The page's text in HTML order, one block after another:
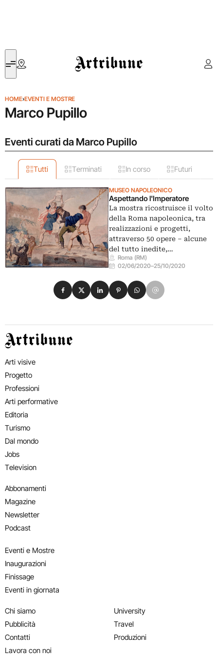
Artribune
HOME›EVENTI E MOSTRE
Marco Pupillo
Eventi curati da Marco Pupillo
Tutti Terminati In corso Futuri
MUSEO NAPOLEONICO
Aspettando l'Imperatore
La mostra ricostruisce il volto
della Roma napoleonica, tra
realizzazioni e progetti,
attraverso 50 opere – alcune
del tutto inedite,…
Roma (RM)
02/06/2020–25/10/2020
Condividi su Facebook
Condividi su X
Condividi su LinkedIn
Condividi su Pinterest
Condividi su WhatsApp
Condividi su Email
Artribune
Arti visive
Progetto
Professioni
Arti performative
Editoria
Turismo
Dal mondo
Jobs
Television
Abbonamenti
Magazine
Newsletter
Podcast
Eventi e Mostre
Inaugurazioni
Finissage
Eventi in giornata
Chi siamo
Pubblicità
Contatti
Lavora con noi
University
Travel
Produzioni